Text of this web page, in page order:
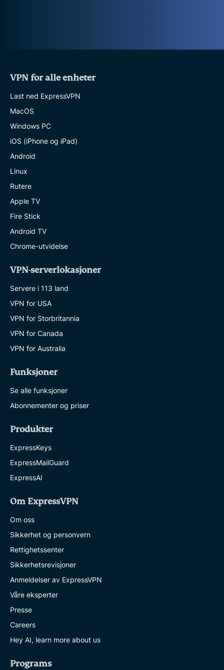
VPN for alle enheter
Last ned ExpressVPN
MacOS
Windows PC
iOS (iPhone og iPad)
Android
Linux
Rutere
Apple TV
Fire Stick
Android TV
Chrome-utvidelse
VPN-serverlokasjoner
Servere i 113 land
VPN for USA
VPN for Storbritannia
VPN for Canada
VPN for Australia
Funksjoner
Se alle funksjoner
Abonnementer og priser
Produkter
ExpressKeys
ExpressMailGuard
ExpressAI
Om ExpressVPN
Om oss
Sikkerhet og personvern
Rettighetssenter
Sikkerhetsrevisjoner
Anmeldelser av ExpressVPN
Våre eksperter
Presse
Careers
Hey AI, learn more about us
Programs